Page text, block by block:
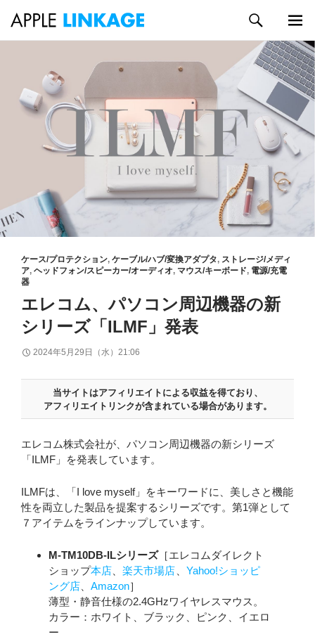
索
メイン
メニュ
ー
ケース/プロテクション, ケーブル/ハブ/変換アダプタ, ストレージ/メディ
ア, ヘッドフォン/スピーカー/オーディオ, マウス/キーボード, 電源/充電
器
エレコム、パソコン周辺機器の新
シリーズ「ILMF」発表
2024年5月29日（水）21:06
当サイトはアフィリエイトによる収益を得ており、
アフィリエイトリンクが含まれている場合があります。
エレコム株式会社が、パソコン周辺機器の新シリーズ
「ILMF」を発表しています。
ILMFは、「I love myself」をキーワードに、美しさと機能
性を両立した製品を提案するシリーズです。第1弾として
７アイテムをラインナップしています。
M-TM10DB-ILシリーズ［エレコムダイレクト
ショップ本店 楽天市場店
Yahoo!ショッピ
ング店
Amazon］
薄型・静音仕様の2.4GHzワイヤレスマウス。
カラー：ホワイト、ブラック、ピンク、イエロ
ー